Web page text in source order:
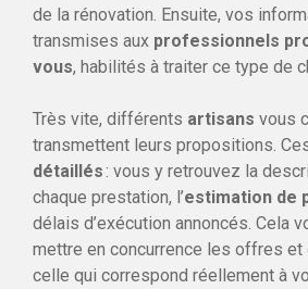
de la rénovation. Ensuite, vos
transmises aux professionnels
vous, habilités à traiter ce type de
Très vite, différents artisans vous
transmettent leurs propositions.
détaillés: vous y retrouvez la
chaque prestation, l’estimation de
délais d’exécution annoncés. Cela
mettre en concurrence les offres
celle qui correspond réellement à